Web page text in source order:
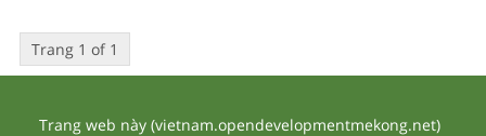
Trang 1 of 1
Trang web này (vietnam.opendevelopmentmekong.net)